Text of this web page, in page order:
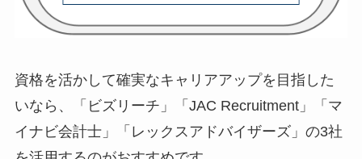
資格を活かして確実なキャリアアップを目指した
いなら、「ビズリーチ」「JAC Recruitment」「マ
イナビ会計士」「レックスアドバイザーズ」の3社